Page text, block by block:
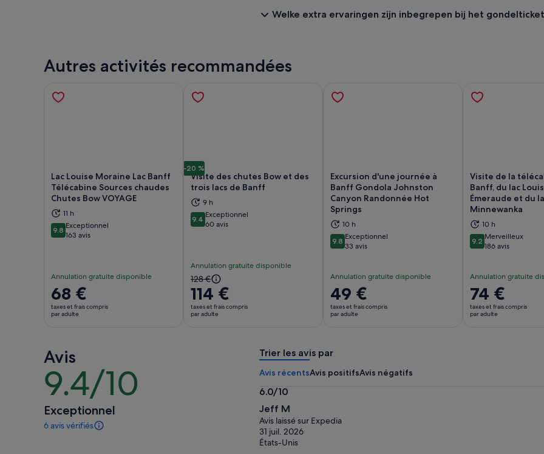
Welke extra ervaringen zijn inbegrepen bij het
Autres activités recommandées
Lac Louise Moraine Lac Banff
Télécabine Sources chaudes
Chutes Bow VOYAGE
11 h
9.89.8 sur 10
Exceptionnel
163 avis
Annulation gratuite disponible
Le
prix
est
adulte
68 €
taxes et frais compris
par adulte
S’ouvre dans un nouvel onglet.
-20 %
Visite des chutes Bow et des
trois lacs de Banff
9 h
9.49.4 sur 10
Exceptionnel
60 avis
Annulation gratuite disponible
Le
prix
précédent
était
128 €
114 €
taxes et frais compris
par adulte
S’ouvre dans un nouvel onglet.
Excursion d'une journée à
Banff Gondola Johnston
Canyon Randonnée Hot
Springs
10 h
9.89.8 sur 10
Exceptionnel
33 avis
Annulation gratuite disponible
Le
prix
est
adulte
49 €
taxes et frais compris
par adulte
S’ouvre dans un nouvel onglet.
Visite de la
Banff, du lac
Émeraude et du
Minnewanka
10 h
9.29.2 sur 10
Merveilleux
186 avis
Annulation gratuite
Le
prix
est
74 €
taxes et frais compris
par adulte
Avis
9.4/10
9.4
sur
10
Exceptionnel
6 avis vérifiés
6 avis
Trier les avis par
Avis récentsAvis positifsAvis négatifs
6.0/10
6.0
sur
10
Jeff M
Avis laissé sur Expedia
31 juil. 2026
États-Unis